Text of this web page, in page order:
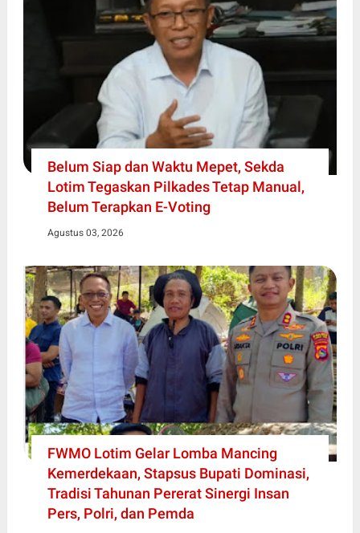
Belum Siap dan Waktu Mepet, Sekda
Lotim Tegaskan Pilkades Tetap Manual,
Belum Terapkan E-Voting
Agustus 03, 2026
FWMO Lotim Gelar Lomba Mancing
Kemerdekaan, Stapsus Bupati Dominasi,
Tradisi Tahunan Pererat Sinergi Insan
Pers, Polri, dan Pemda